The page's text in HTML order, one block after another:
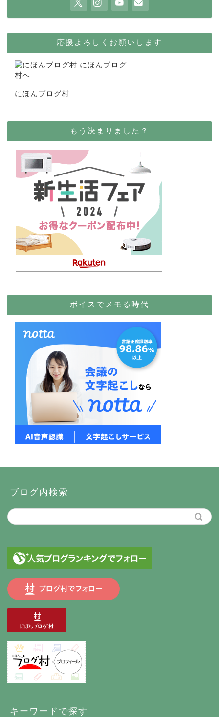
応援よろしくお願いします
にほんブログ村
もう決まりました？
ボイスでメモる時代
ブログ内検索
キーワードで探す